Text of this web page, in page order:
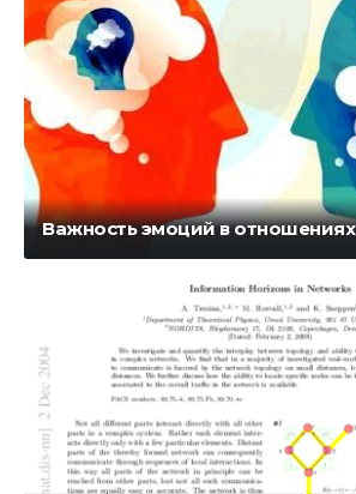
Важность эмоций в отношениях